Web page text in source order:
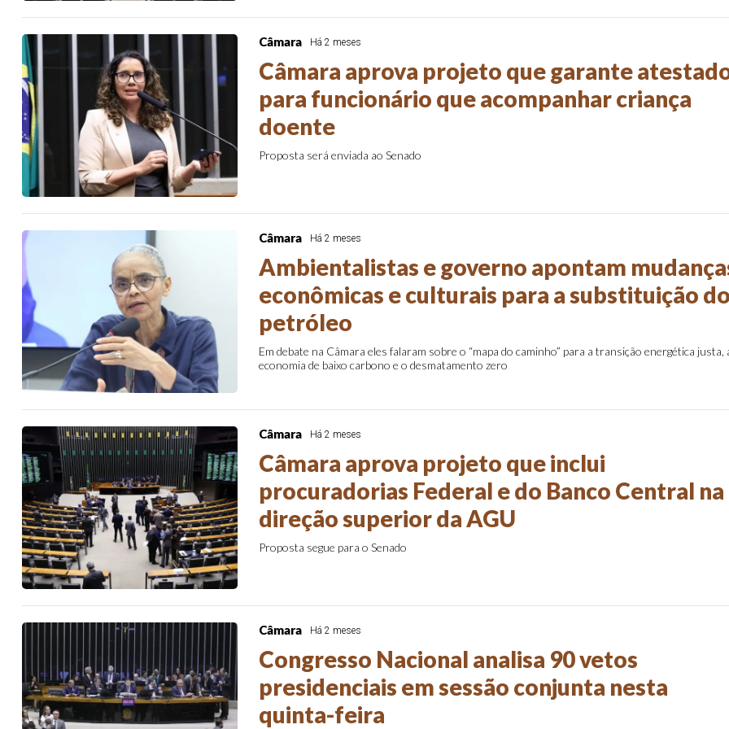
Câmara Há 2 meses
Câmara aprova projeto que garante
para funcionário que acompanhar criança
doente
Proposta será enviada ao Senado
Câmara Há 2 meses
Ambientalistas e governo apontam
econômicas e culturais para a substituição do
petróleo
Em debate na Câmara eles falaram sobre o “mapa do caminho” para a transição energética justa,
economia de baixo carbono e o desmatamento zero
Câmara Há 2 meses
Câmara aprova projeto que inclui
procuradorias Federal e do Banco Central na
direção superior da AGU
Proposta segue para o Senado
Câmara Há 2 meses
Congresso Nacional analisa 90 vetos
presidenciais em sessão conjunta nesta
quinta-feira